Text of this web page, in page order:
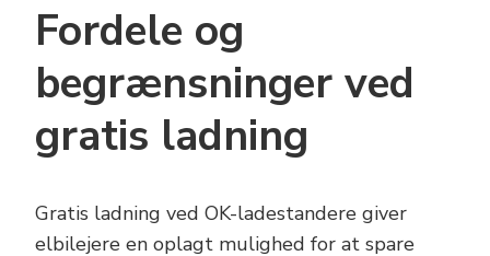
Fordele og
begrænsninger ved
gratis ladning
Gratis ladning ved OK-ladestandere giver
elbilejere en oplagt mulighed for at spare